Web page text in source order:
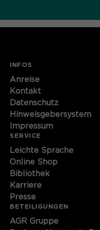
INFOS
Anreise
Kontakt
Datenschutz
Hinweisgebersystem
Impressum
SERVICE
Leichte Sprache
Online Shop
Bibliothek
Karriere
Presse
BETEILIGUNGEN
AGR Gruppe